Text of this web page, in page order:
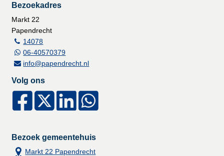
Bezoekadres
Markt 22
Papendrecht
14078
06-40570379
info@papendrecht.nl
Volg ons
Bezoek gemeentehuis
Markt 22 Papendrecht